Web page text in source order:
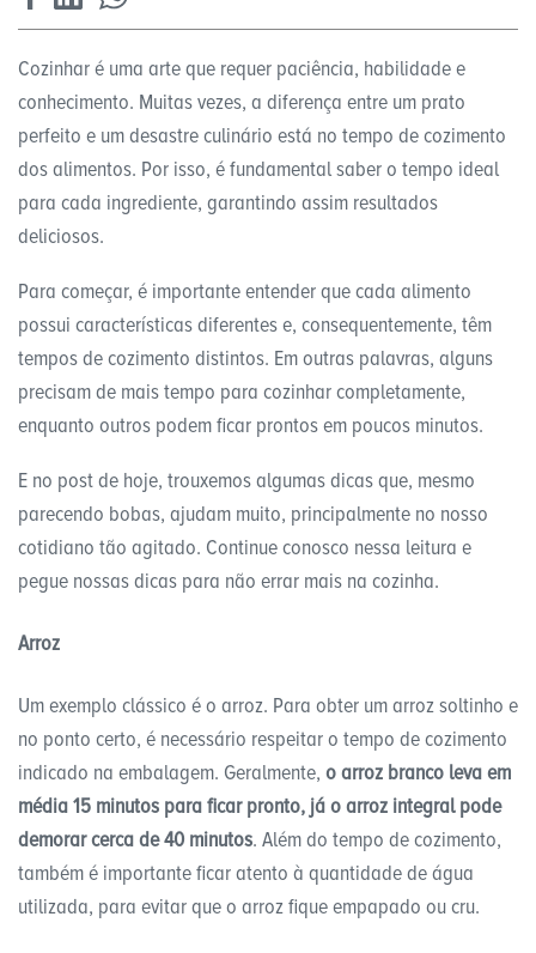
Cozinhar é uma arte que requer paciência, habilidade e
conhecimento. Muitas vezes, a diferença entre um prato
perfeito e um desastre culinário está no tempo de cozimento
dos alimentos. Por isso, é fundamental saber o tempo ideal
para cada ingrediente, garantindo assim resultados
deliciosos.
Para começar, é importante entender que cada alimento
possui características diferentes e, consequentemente, têm
tempos de cozimento distintos. Em outras palavras, alguns
precisam de mais tempo para cozinhar completamente,
enquanto outros podem ficar prontos em poucos minutos.
E no post de hoje, trouxemos algumas dicas que, mesmo
parecendo bobas, ajudam muito, principalmente no nosso
cotidiano tão agitado. Continue conosco nessa leitura e
pegue nossas dicas para não errar mais na cozinha.
Arroz
Um exemplo clássico é o arroz. Para obter um arroz soltinho e
no ponto certo, é necessário respeitar o tempo de cozimento
indicado na embalagem. Geralmente, o arroz branco leva em
média 15 minutos para ficar pronto, já o arroz integral pode
demorar cerca de 40 minutos. Além do tempo de cozimento,
também é importante ficar atento à quantidade de água
utilizada, para evitar que o arroz fique empapado ou cru.